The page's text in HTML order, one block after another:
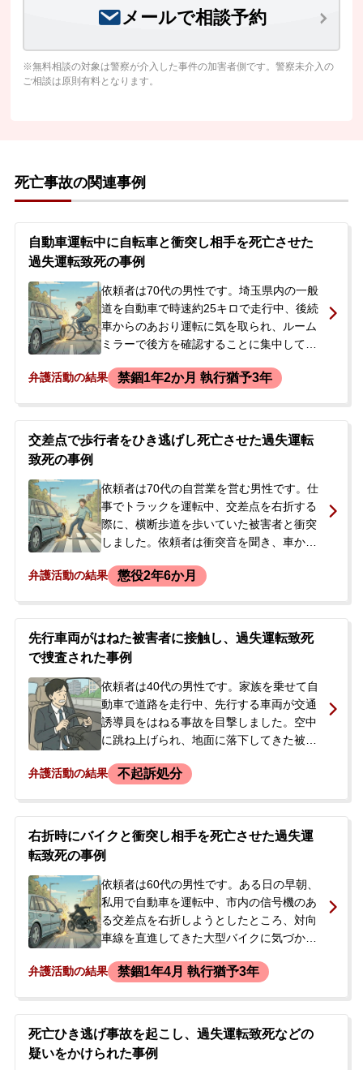
メールで相談予約
※無料相談の対象は警察が介入した事件の加害者側です。警察未介入の
ご相談は原則有料となります。
死亡事故の関連事例
自動車運転中に自転車と衝突し相手を死亡させた
過失運転致死の事例
依頼者は70代の男性です。埼玉県内の一般
道を自動車で時速約25キロで走行中、後続
車からのあおり運転に気を取られ、ルーム
ミラーで後方を確認することに集中してし
不十分となり、前方に停車していた80代男
どの傷害を負い、事故から約半月後に搬送
先の病院で死亡しました。事故後、在宅の
方裁判所から過失運転致死罪で起訴状が届
きました。今後の公判手続きに不安を感じ
た依頼者が、今後の対応について相談する
ため、配偶者と共に事務所へ来所されまし
弁護活動の結果 禁錮1年2か月 執行猶予3年
交差点で歩行者をひき逃げし死亡させた過失運転
致死の事例
依頼者は70代の自営業を営む男性です。仕
事でトラックを運転中、交差点を右折する
際に、横断歩道を歩いていた被害者と衝突
しました。依頼者は衝突音を聞き、車から
は認識せずにその場を立ち去りました。し
た。<br /> 翌日、警察が自宅を訪れ、目撃
情報などから依頼者が被疑者として浮上。
過失運転致死と道路交通法違反（ひき逃
げ）の容疑で逮捕されました。当事者は当
初「ぶつかった記憶はない」と容疑を否認
していました。逮捕の知らせを受けたご家
族が、今後の手続きや見通しが全く分から
護士がすぐに接見に向かうことになりまし
弁護活動の結果 懲役2年6か月
先行車両がはねた被害者に接触し、過失運転致死
で捜査された事例
依頼者は40代の男性です。家族を乗せて自
動車で道路を走行中、先行する車両が交通
誘導員をはねる事故を目撃しました。空中
に跳ね上げられ、地面に落下してきた被害
害者は亡くなられました。当日の実況見分
署で話を聞きたいと言われたことから、刑
事処分に強い不安を覚えました。自身に過
失はないとして容疑を否認したいと考え、
当事務所へ相談に来られました。
弁護活動の結果 不起訴処分
右折時にバイクと衝突し相手を死亡させた過失運
転致死の事例
依頼者は60代の男性です。ある日の早朝、
私用で自動車を運転中、市内の信号機のあ
る交差点を右折しようとしたところ、対向
車線を直進してきた大型バイクに気づかず
事故により、バイクを運転していた方はお
日には釈放されました。その後、在宅のま
ま捜査が進められ、後日、検察官によって
起訴されてしまいました。裁判になること
弁護活動の結果 禁錮1年4月 執行猶予3年
死亡ひき逃げ事故を起こし、過失運転致死などの
疑いをかけられた事例